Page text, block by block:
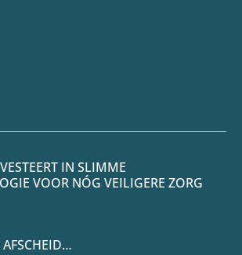
IN SLIMME
VOOR NÓG VEILIGERE ZORG
AFSCHEID…